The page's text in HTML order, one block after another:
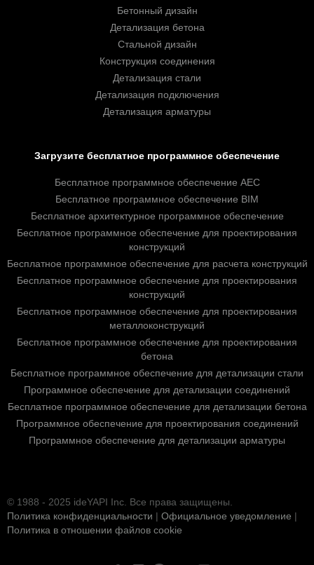
Бетонный дизайн
Детализация бетона
Стальной дизайн
Конструкция соединения
Детализация стали
Детализация подключения
Детализация арматуры
Загрузите бесплатное программное обеспечение
Бесплатное программное обеспечение AEC
Бесплатное программное обеспечение BIM
Бесплатное архитектурное программное обеспечение
Бесплатное программное обеспечение для проектирования
конструкций
Бесплатное программное обеспечение для расчета конструкций
Бесплатное программное обеспечение для проектирования
конструкций
Бесплатное программное обеспечение для проектирования
металлоконструкций
Бесплатное программное обеспечение для проектирования
бетона
Бесплатное программное обеспечение для детализации стали
Программное обеспечение для детализации соединений
Бесплатное программное обеспечение для детализации бетона
Программное обеспечение для проектирования соединений
Программное обеспечение для детализации арматуры
© 1988 - 2025 ideYAPI Inc. Все права защищены.
Политика конфиденциальности | Официальное уведомление |
Политика в отношении файлов cookie